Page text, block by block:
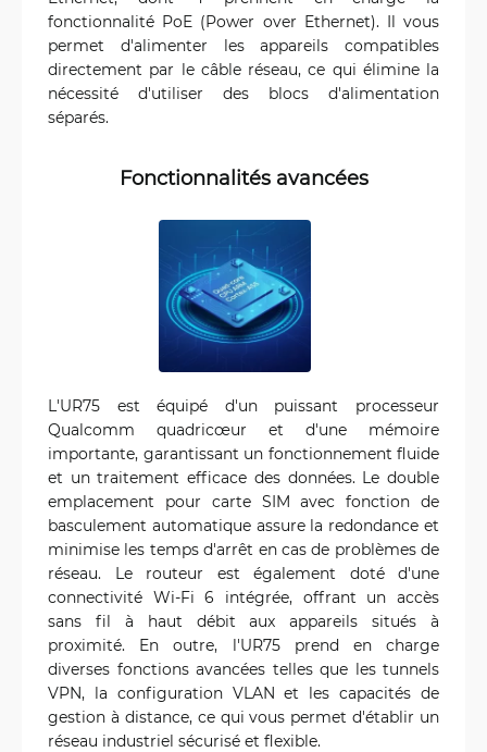
fonctionnalité PoE (Power over Ethernet). Il vous
permet d'alimenter les appareils compatibles
directement par le câble réseau, ce qui élimine la
nécessité d'utiliser des blocs d'alimentation
séparés.
Fonctionnalités avancées
L'UR75 est équipé d'un puissant processeur
Qualcomm quadricœur et d'une mémoire
importante, garantissant un fonctionnement fluide
et un traitement efficace des données. Le double
emplacement pour carte SIM avec fonction de
basculement automatique assure la redondance et
minimise les temps d'arrêt en cas de problèmes de
réseau. Le routeur est également doté d'une
connectivité Wi-Fi 6 intégrée, offrant un accès
sans fil à haut débit aux appareils situés à
proximité. En outre, l'UR75 prend en charge
diverses fonctions avancées telles que les tunnels
VPN, la configuration VLAN et les capacités de
gestion à distance, ce qui vous permet d'établir un
réseau industriel sécurisé et flexible.